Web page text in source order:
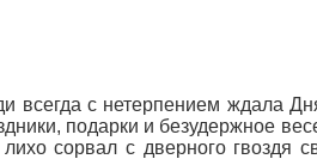
всегда с нетерпением ждала
подарки и безудержное
сорвал с дверного